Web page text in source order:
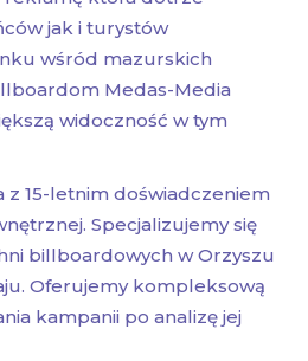
jak i turystów
wśród mazurskich
Medas-Media
widoczność w tym
15-letnim doświadczeniem
Specjalizujemy się
billboardowych w Orzyszu
Oferujemy kompleksową
kampanii po analizę jej